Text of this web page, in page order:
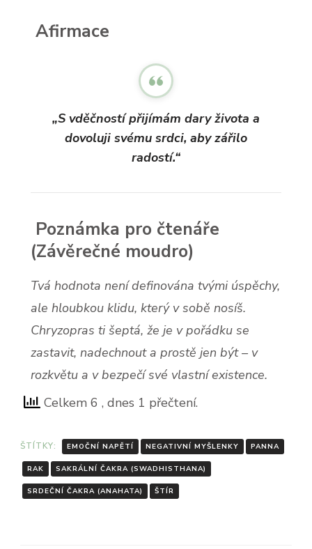
Afirmace
„S vděčností přijímám dary života a
dovoluji svému srdci, aby zářilo
radostí.“
Poznámka pro čtenáře
(Závěrečné moudro)
Tvá hodnota není definována tvými úspěchy,
ale hloubkou klidu, který v sobě nosíš.
Chryzopras ti šeptá, že je v pořádku se
zastavit, nadechnout a prostě jen být – v
rozkvětu a v bezpečí své vlastní existence.
Celkem 6 , dnes 1 přečtení.
ŠTÍTKY: EMOČNÍ NAPĚTÍ NEGATIVNÍ MYŠLENKY PANNA
RAK SAKRÁLNÍ ČAKRA (SWADHISTHANA)
SRDEČNÍ ČAKRA (ANAHATA) ŠTÍR